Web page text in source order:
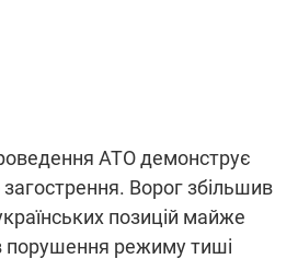
АТО демонструє
Ворог збільшив
позицій майже
порушення режиму тиші